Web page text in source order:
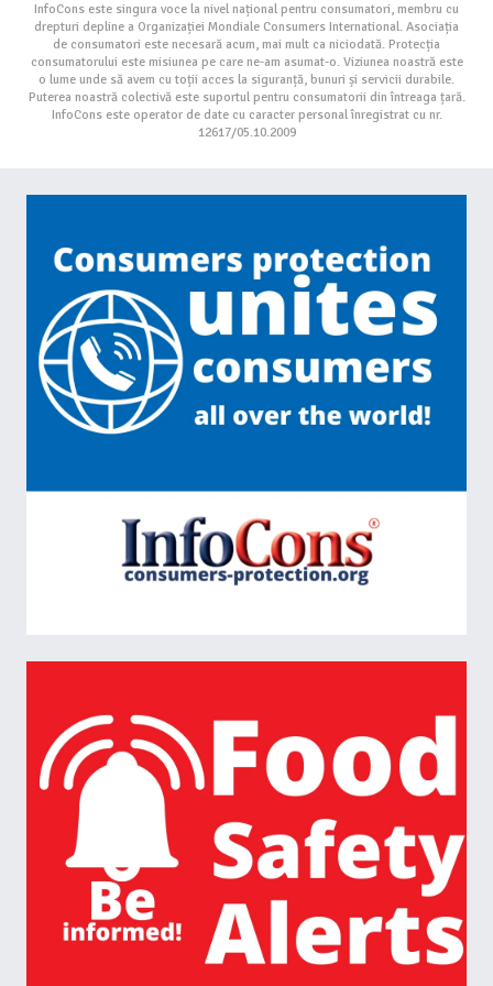
InfoCons este singura voce la nivel național pentru consumatori, membru cu
drepturi depline a Organizației Mondiale Consumers International. Asociația
de consumatori este necesară acum, mai mult ca niciodată. Protecția
consumatorului este misiunea pe care ne-am asumat-o. Viziunea noastră este
o lume unde să avem cu toții acces la siguranță, bunuri și servicii durabile.
Puterea noastră colectivă este suportul pentru consumatorii din întreaga țară.
InfoCons este operator de date cu caracter personal înregistrat cu nr.
12617/05.10.2009